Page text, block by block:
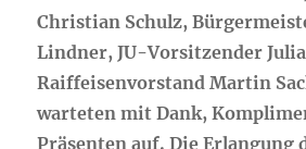
Christian Schulz,
Lindner, JU-Vorsitzender
Raiffeisenvorstand Martin
warteten mit Dank,
Präsenten auf. Die Erlangung